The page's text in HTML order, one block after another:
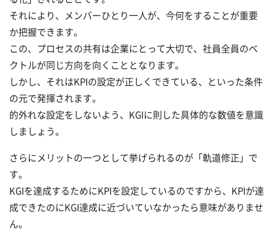
それにより、メンバーひとり一人が、今何をすることが重要
か把握できます。
この、プロセスの共有は企業にとって大切で、社員全員のベ
クトルが同じ方向を向くこととなります。
しかし、それはKPIの設定が正しくできている、といった条件
の元で発揮されます。
的外れな設定をしないよう、KGIに則した具体的な数値を意識
しましょう。
さらにメリットの一つとして挙げられるのが「軌道修正」で
す。
KGIを達成するためにKPIを設定しているのですから、KPIが達
成できたのにKGI達成に近づいていなかったら意味がありませ
ん。